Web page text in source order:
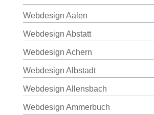
Webdesign Aalen
Webdesign Abstatt
Webdesign Achern
Webdesign Albstadt
Webdesign Allensbach
Webdesign Ammerbuch